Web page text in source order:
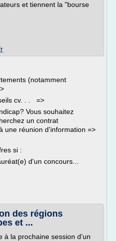
et tiennent la "bourse
(notamment
cv. . . =>
Vous souhaitez
un contrat
une réunion d'information =>
si :
d'un concours...
des régions
et ...
à la prochaine session d'un